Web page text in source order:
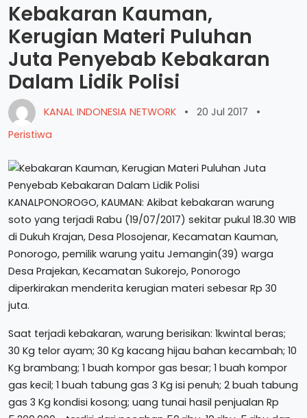
Kebakaran Kauman,
Kerugian Materi Puluhan
Juta Penyebab Kebakaran
Dalam Lidik Polisi
KANAL INDONESIA NETWORK • 20 Jul 2017
•
Peristiwa
KANALPONOROGO, KAUMAN: Akibat kebakaran warung
soto yang terjadi Rabu (19/07/2017) sekitar pukul 18.30 WIB
di Dukuh Krajan, Desa Plosojenar, Kecamatan Kauman,
Ponorogo, pemilik warung yaitu Jemangin(39) warga
Desa Prajekan, Kecamatan Sukorejo, Ponorogo
diperkirakan menderita kerugian materi sebesar Rp 30
juta.
Saat terjadi kebakaran, warung berisikan: 1kwintal beras;
30 Kg telor ayam; 30 Kg kacang hijau bahan kecambah; 10
Kg brambang; 1 buah kompor gas besar; 1 buah kompor
gas kecil; 1 buah tabung gas 3 Kg isi penuh; 2 buah tabung
gas 3 Kg kondisi kosong; uang tunai hasil penjualan Rp